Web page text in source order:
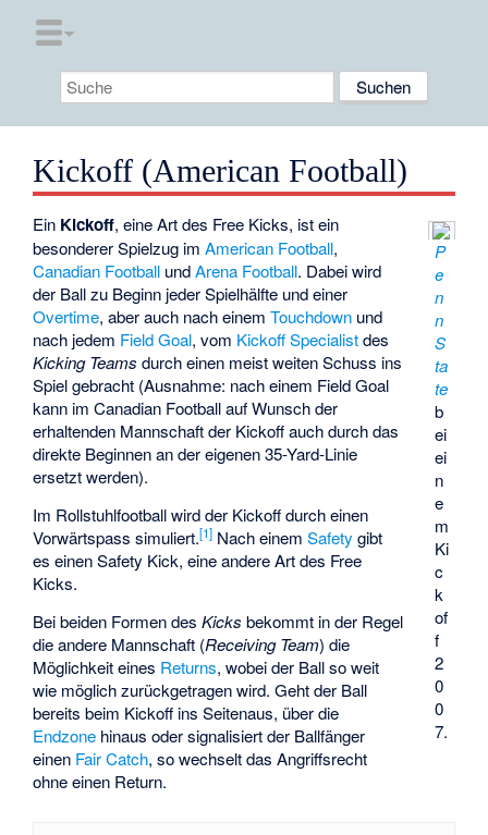
Kickoff (American Football)
P
e
n
n
S
ta
te
b
ei
ei
n
e
m
Ki
c
k
of
f
2
0
0
7.
Ein Kickoff, eine Art des Free Kicks, ist ein
besonderer Spielzug imAmerican Football,
Canadian Football undArena Football. Dabei wird
der Ball zu Beginn jeder Spielhälfte und einer
Overtime, aber auch nach einemTouchdown und
nach jedem Field Goal, vom Kickoff Specialistdes
Kicking Teams durch einen meist weiten Schuss ins
Spiel gebracht (Ausnahme: nach einem Field Goal
kann im Canadian Football auf Wunsch der
erhaltenden Mannschaft der Kickoff auch durch das
direkte Beginnen an der eigenen 35-Yard-Linie
ersetzt werden).
Im Rollstuhlfootballwird der Kickoff durch einen
Vorwärtspass simuliert.[1] Nach einemSafety gibt
es einenSafety Kick, eine andere Art des Free
Kicks.
Bei beiden Formen desKicks bekommt in der Regel
die andere Mannschaft (Receiving Team) die
Möglichkeit eines Returns, wobei der Ball so weit
wie möglich zurückgetragen wird. Geht der Ball
bereits beim Kickoff ins Seitenaus, über die
Endzone hinaus oder signalisiert der Ballfänger
einen Fair Catch, so wechselt das Angriffsrecht
ohne einen Return.